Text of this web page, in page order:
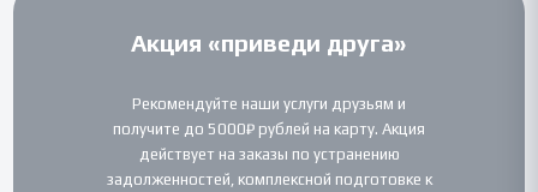
Акция «приведи друга»
Рекомендуйте наши услуги друзьям и
получите до 5000₽ рублей на карту. Акция
действует на заказы по устранению
задолженностей, комплексной подготовке к